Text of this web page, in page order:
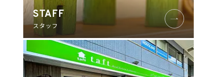
STAFF
スタッフ